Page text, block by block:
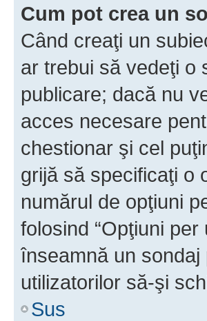
Cum pot crea un
Când creaţi un
ar trebui să vedeţi o
publicare; dacă nu
acces necesare
chestionar şi cel
grijă să specificaţi o
numărul de opţiuni
folosind “Opţiuni
înseamnă un
utilizatorilor să-şi
Sus